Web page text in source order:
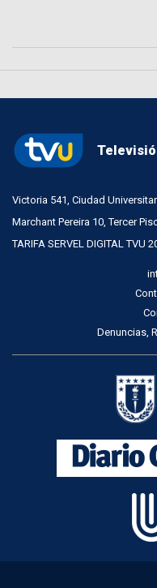
Victoria 541, Ciudad
Marchant Pereira 10, Tercer
TARIFA SERVEL DIGITAL TVU
Denuncias,